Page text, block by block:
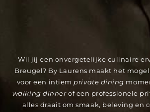
Wil jij een onvergetelijke culinaire
Breugel? By Laurens maakt het
voor een intiemprivate dining
walking dinnerof een professionele
alles draait om smaak, beleving en